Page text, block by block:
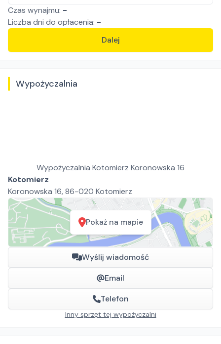
Czas wynajmu: -
Liczba dni do opłacenia: -
Dalej
Wypożyczalnia
Wypożyczalnia Kotomierz Koronowska 16
Kotomierz
Koronowska 16, 86-020 Kotomierz
Pokaż na mapie
Wyślij wiadomość
Email
Telefon
Inny sprzęt tej wypożyczalni